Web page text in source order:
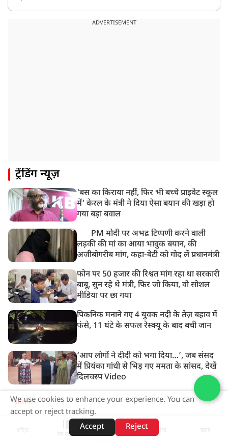
भारत समेत 5 देशों पर 100% टैरिफ
ADVERTISEMENT
ट्रेंडिंग न्यूज़
'बस का किराया नहीं, फिर भी बच्चे प्राइवेट स्कूल
में' केरल के मंत्री ने दिया ऐसा बयान की खड़ा हो
गया बड़ा बवाल
PM मोदी पर अभद्र टिप्पणी करने वाली
लड़की की मां का आया भावुक बयान, की
अजीबोगरीब मांग, कहा-बेटी को गोद लें प्रधानमंत्री
फोन पर 50 हजार की रिश्वत मांग रहा था सरकारी
बाबू, सुन रहे थे मंत्री, फिर जो किया, वो सोशल
मीडिया पर छा गया
पिकनिक मनाने गए 4 युवक नदी के तेज़ बहाव में
फंसे, 11 घंटे के सफल रेस्क्यू के बाद बची जान
‘आप लोगों ने दीदी को भगा दिया…’, जब संसद
में प्रियंका गांधी से भिड़ गए ममता के सांसद, देखें
दिलचस्प Video
अधिक
ADVERTISEMENT
वेब स्टोरीज़
We use cookies to enhance your experience. You can
accept or reject tracking.
Accept
Reject